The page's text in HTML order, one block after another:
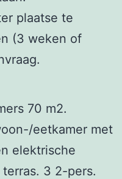
plaatse te
(3 weken of
70 m2.
eetkamer met
elektrische
3 2-pers.